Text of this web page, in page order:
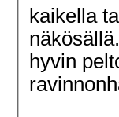
kaikella
hyvin